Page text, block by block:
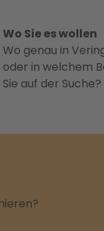
Wo Sie es wollen
Wo genau in
oder in welchem
Sie auf der Suche?